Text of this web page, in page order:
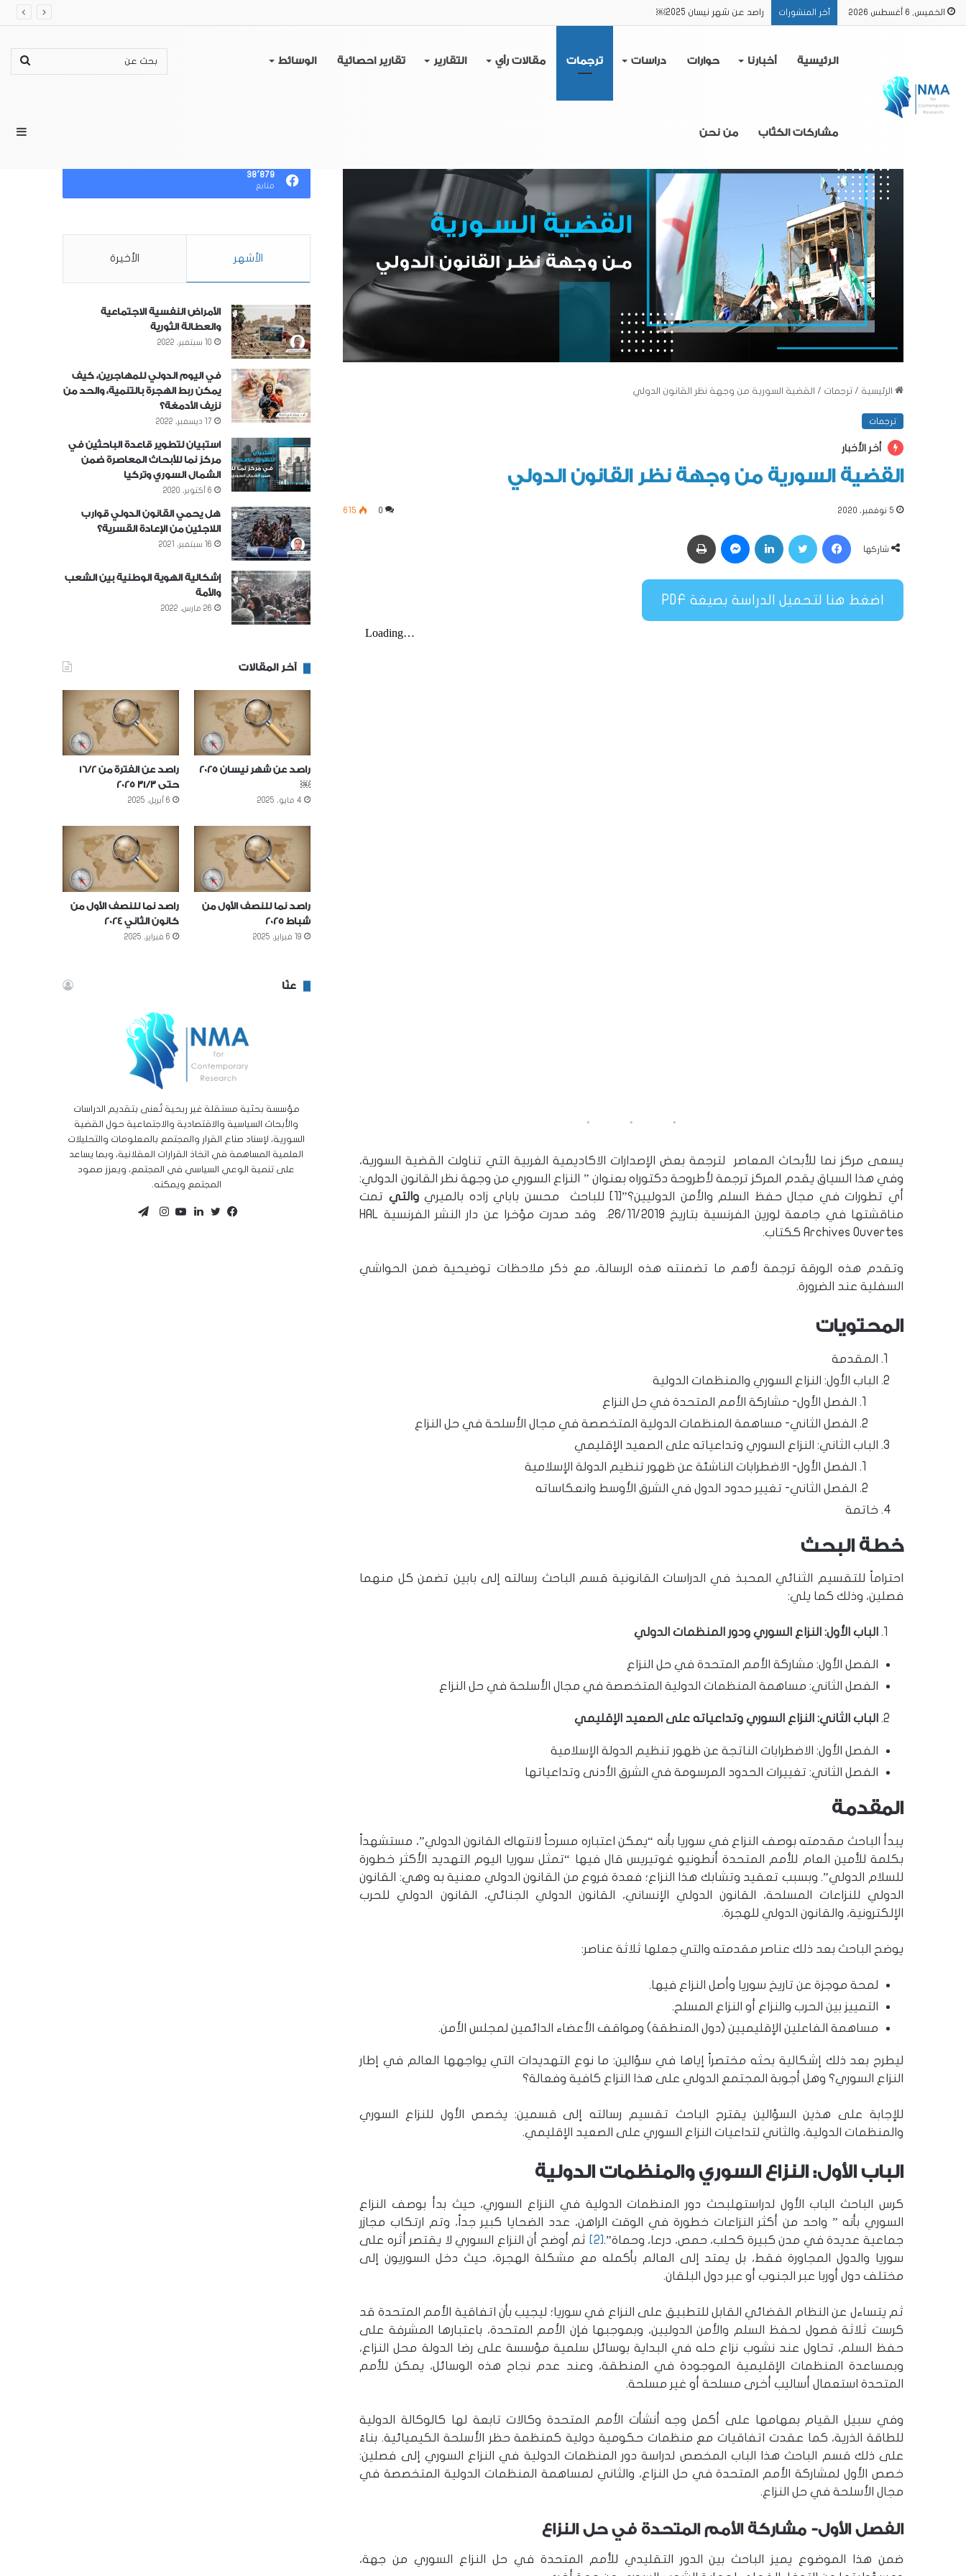
الخميس, 6 أغسطس 2026 آخر المنشورات راصد عن الفترة من 16/2 حتى 31/3 2025
الرئيسية أخبارنا حوارات دراسات ترجمات مقالات رأي التقارير تقارير احصائية الوسائط
مشاركات الكتّاب من نحن
بحث
عن
الرئيسية / ترجمات / القضية السورية من وجهة نظر القانون الدولي
ترجمات
أخر الأخبار
القضية السورية من وجهة نظر القانون الدولي
5 نوفمبر، 2020 0
615
شاركها
فيسبوك تويتر لينكدإن ماسنجر
اضغط هنا لتحميل الدراسة بصيغة PDF
يسعى مركز نما للأبحاث المعاصر لترجمة بعض الإصدارات الاكاديمية الغربية التي تناولت القضية السورية،
وفي هذا السياق يقدم المركز ترجمة لأطروحة دكتوراه بعنوان ” النزاع السوري من وجهة نظر القانون الدولي:
أي تطورات في مجال حفظ السلم والأمن الدوليين؟”[1] للباحث محسن باباي زاده بالميري
والتي تمت
مناقشتها في جامعة لورين الفرنسية بتاريخ 26/11/2019. وقد صدرت مؤخرا عن دار النشر الفرنسية HAL
Archives Ouvertes ككتاب.
وتقدم هذه الورقة ترجمة لأهم ما تضمنته هذه الرسالة، مع ذكر ملاحظات توضيحية ضمن الحواشي
السفلية عند الضرورة.
المحتويات
المقدمة
الباب الأول: النزاع السوري والمنظمات الدولية
الفصل الأول- مشاركة الأمم المتحدة في حل النزاع
الفصل الثاني- مساهمة المنظمات الدولية المتخصصة في مجال الأسلحة في حل النزاع
الباب الثاني: النزاع السوري وتداعياته على الصعيد الإقليمي
الفصل الأول- الاضطرابات الناشئة عن ظهور تنظيم الدولة الإسلامية
الفصل الثاني- تغيير حدود الدول في الشرق الأوسط وانعكاساته
خاتمة
خطة البحث
احتراماً للتقسيم الثنائي المحبذ في الدراسات القانونية قسم الباحث رسالته إلى بابين تضمن كل منهما
فصلين، وذلك كما يلي:
الباب الأول: النزاع السوري ودور المنظمات الدولي
الفصل الأول: مشاركة الأمم المتحدة في حل النزاع
الفصل الثاني: مساهمة المنظمات الدولية المتخصصة في مجال الأسلحة في حل النزاع
الباب الثاني: النزاع السوري وتداعياته على الصعيد الإقليمي
الفصل الأول: الاضطرابات الناتجة عن ظهور تنظيم الدولة الإسلامية
الفصل الثاني: تغييرات الحدود المرسومة في الشرق الأدنى وتداعياتها
المقدمة
يبدأ الباحث مقدمته بوصف النزاع في سوريا بأنه “يمكن اعتباره مسرحاً لانتهاك القانون الدولي”، مستشهداً
بكلمة للأمين العام للأمم المتحدة أنطونيو غوتيريس قال فيها “تمثل سوريا اليوم التهديد الأكثر خطورة
للسلام الدولي”. وبسبب تعقيد وتشابك هذا النزاع؛ فعدة فروع من القانون الدولي معنية به وهي: القانون
الدولي للنزاعات المسلحة، القانون الدولي الإنساني، القانون الدولي الجنائي، القانون الدولي للحرب
الإلكترونية، والقانون الدولي للهجرة.
يوضح الباحث بعد ذلك عناصر مقدمته والتي جعلها ثلاثة عناصر:
لمحة موجزة عن تاريخ سوريا وأصل النزاع فيها.
التمييز بين الحرب والنزاع أو النزاع المسلح.
مساهمة الفاعلين الإقليميين (دول المنطقة) ومواقف الأعضاء الدائمين لمجلس الأمن.
ليطرح بعد ذلك إشكالية بحثه مختصراً إياها في سؤالين: ما نوع التهديدات التي يواجهها العالم في إطار
النزاع السوري؟ وهل أجوبة المجتمع الدولي على هذا النزاع كافية وفعالة؟
للإجابة على هذين السؤالين يقترح الباحث تقسيم رسالته إلى قسمين: يخصص الأول للنزاع السوري
والمنظمات الدولية، والثاني لتداعيات النزاع السوري على الصعيد الإقليمي.
الباب الأول: النزاع السوري والمنظمات الدولية
كرس الباحث الباب الأول لدراستهلبحث دور المنظمات الدولية في النزاع السوري، حيث بدأ بوصف النزاع
السوري بأنه ” واحد من أكثر النزاعات خطورة في الوقت الراهن، عدد الضحايا كبير جداً، وتم ارتكاب مجازر
جماعية عديدة في مدن كبيرة كحلب، حمص، درعا، وحماة”.[2]
ثم أوضح أن النزاع السوري لا يقتصر أثره على
سوريا والدول المجاورة فقط، بل يمتد إلى العالم بأكمله مع مشكلة الهجرة، حيث دخل السوريون إلى
مختلف دول أوربا عبر الجنوب أو عبر دول البلقان.
ثم يتساءل عن النظام القضائي القابل للتطبيق على النزاع في سوريا؛ ليجيب بأن اتفاقية الأمم المتحدة قد
كرست ثلاثة فصول لحفظ السلم والأمن الدوليين، وبموجبها فإن الأمم المتحدة، باعتبارها المشرفة على
حفظ السلم، تحاول عند نشوب نزاع حله في البداية بوسائل سلمية مؤسسة على رضا الدولة محل النزاع،
وبمساعدة المنظمات الإقليمية الموجودة في المنطقة، وعند عدم نجاح هذه الوسائل، يمكن للأمم
المتحدة استعمال أساليب أخرى مسلحة أو غير مسلحة.
وفي سبيل القيام بمهامها على أكمل وجه أنشأت الأمم المتحدة وكالات تابعة لها كالوكالة الدولية
للطاقة الذرية، كما عقدت اتفاقيات مع منظمات حكومية دولية كمنظمة حظر الأسلحة الكيميائية. بناءً
على ذلك قسم الباحث هذا الباب المخصص لدراسة دور المنظمات الدولية في النزاع السوري إلى فصلين:
خصص الأول لمشاركة الأمم المتحدة في حل النزاع، والثاني لمساهمة المنظمات الدولية المتخصصة في
مجال الأسلحة في حل النزاع.
الفصل الأول- مشاركة الأمم المتحدة في حل النزاع
ضمن هذا الموضوع يميز الباحث بين الدور التقليدي للأمم المتحدة في حل النزاع السوري من جهة،
٣٨٬٨٧٩
متابع
الأشهر الأخيرة
الأمراض النفسية الاجتماعية
والعطالة الثورية
10 سبتمبر، 2022
في اليوم الدولي للمهاجرين، كيف
يمكن ربط الهجرة بالتنمية، والحد من
نزيف الأدمغة؟
17 ديسمبر، 2022
استبيان لتطوير قاعدة الباحثين في
مركز نما للأبحاث المعاصرة ضمن
الشمال السوري وتركيا
6 أكتوبر، 2020
هل يحمي القانون الدولي قوارب
اللاجئين من الإعادة القسرية؟
16 سبتمبر، 2021
إشكالية الهوية الوطنية بين الشعب
والأمة
26 مارس، 2022
آخر المقالات
راصد عن شهر نيسان 2025
￼
4 مايو، 2025
راصد عن الفترة من 16/2
حتى 31/3 2025
6 أبريل، 2025
راصد نما للنصف الأول من
شباط 2025
19 فبراير، 2025
راصد نما للنصف الأول من
كانون الثاني 2024
6 فبراير، 2025
عنّا
مؤسسة بحثية مستقلة غير ربحية تُعنى بتقديم الدراسات
والأبحاث السياسية والاقتصادية والاجتماعية حول القضية
السورية، لإسناد صناع القرار والمجتمع بالمعلومات والتحليلات
العلمية المساهمة في اتخاذ القرارات العقلانية، وبما يساعد
على تنمية الوعي السياسي في المجتمع، ويعزز صمود
المجتمع ويمكنه.